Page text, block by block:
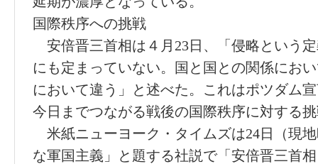
国際秩序への挑戦
安倍晋三首相は４月23日、「侵略という
にも定まっていない。国と国との関係にお
において違う」と述べた。これはポツダム
今日までつながる戦後の国際秩序に対する
米紙ニューヨーク・タイムズは24日（現
な軍国主義」と題する社説で「安倍晋三首